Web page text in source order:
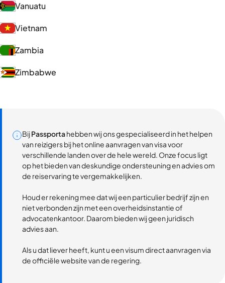
Vanuatu
Vietnam
Zambia
Zimbabwe
BijPassportahebben wij ons gespecialiseerd in het helpen
van reizigers bij het online aanvragen van visa voor
verschillende landen over de hele wereld. Onze focus ligt
op het bieden van deskundige ondersteuning en advies om
de reiservaring te vergemakkelijken.
Houd er rekening mee dat wij een particulier bedrijf zijn en
niet verbonden zijn met een overheidsinstantie of
advocatenkantoor. Daarom bieden wij geen juridisch
advies aan.
Als u dat liever heeft, kunt u een visum direct aanvragen via
de officiële website van de regering.